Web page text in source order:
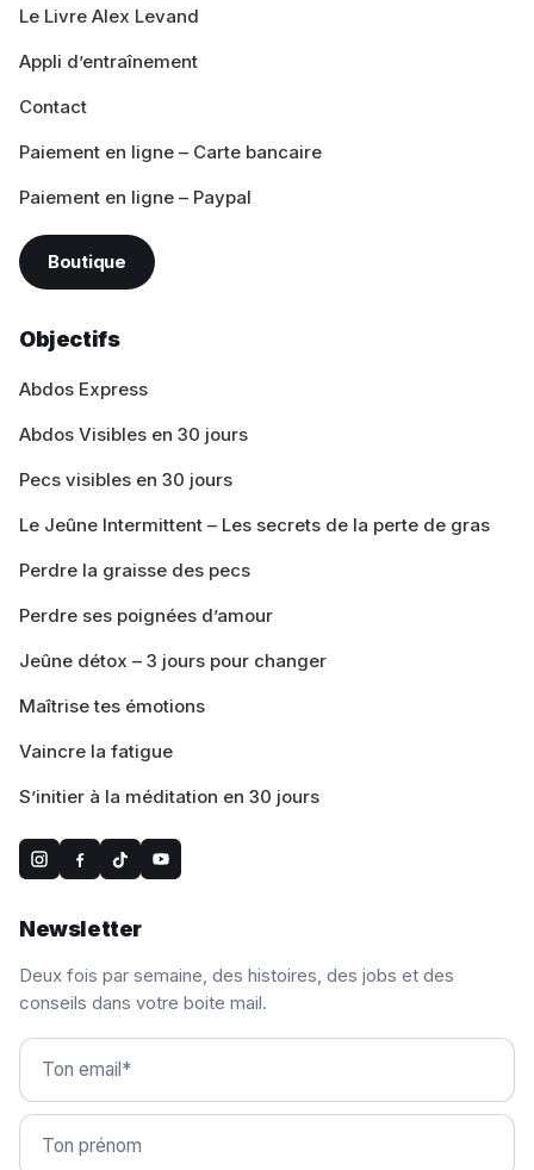
Le Livre Alex Levand
Appli d’entraînement
Contact
Paiement en ligne – Carte bancaire
Paiement en ligne – Paypal
Boutique
Objectifs
Abdos Express
Abdos Visibles en 30 jours
Pecs visibles en 30 jours
Le Jeûne Intermittent – Les secrets de la perte de gras
Perdre la graisse des pecs
Perdre ses poignées d’amour
Jeûne détox – 3 jours pour changer
Maîtrise tes émotions
Vaincre la fatigue
S’initier à la méditation en 30 jours
Newsletter
Deux fois par semaine, des histoires, des jobs et des
conseils dans votre boite mail.